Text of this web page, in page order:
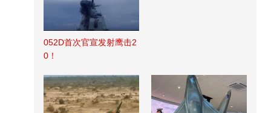
052D首次官宣发射鹰击2
0！